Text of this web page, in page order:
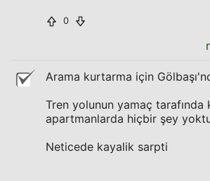
0
Arama kurtarma için
Tren yolunun yamaç tarafında
apartmanlarda hiçbir şey
Neticede kayalik sarpti